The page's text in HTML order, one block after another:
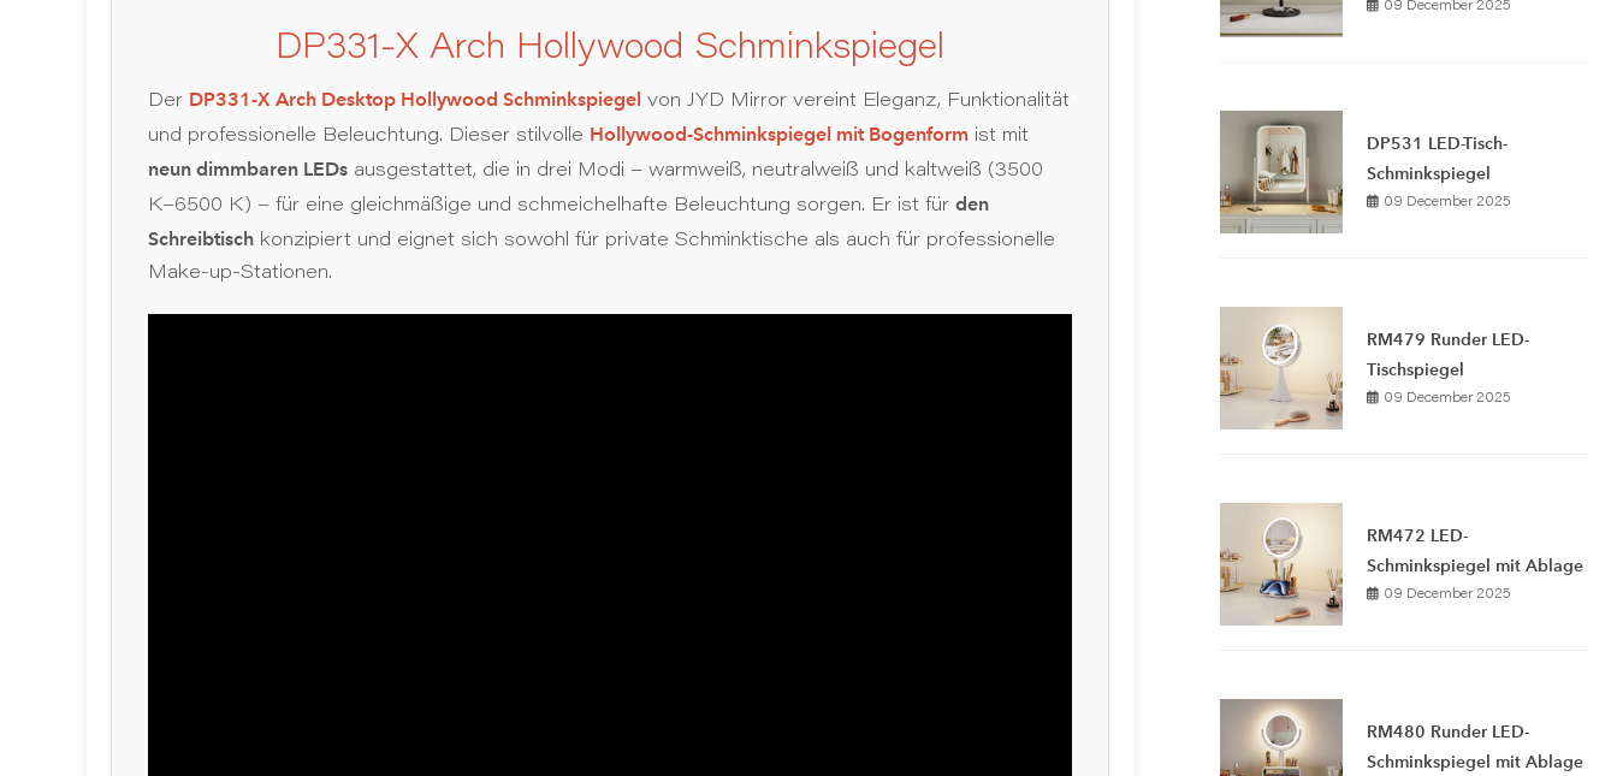
DP331-X Arch Hollywood Schminkspiegel
Der DP331-X Arch Desktop Hollywood Schminkspiegel von JYD Mirror vereint Eleganz, Funktionalität
und professionelle Beleuchtung. Dieser stilvolle Hollywood-Schminkspiegel mit Bogenform ist mit
neun dimmbaren LEDs ausgestattet, die in drei Modi – warmweiß, neutralweiß und kaltweiß (3500
K–6500 K) – für eine gleichmäßige und schmeichelhafte Beleuchtung sorgen. Er ist für den
Schreibtisch konzipiert und eignet sich sowohl für private Schminktische als auch für professionelle
Make-up-Stationen.
09 December 2025
DP531 LED-Tisch-
Schminkspiegel
09 December 2025
RM479 Runder LED-
Tischspiegel
09 December 2025
RM472 LED-
Schminkspiegel mit Ablage
09 December 2025
RM480 Runder LED-
Schminkspiegel mit Ablage